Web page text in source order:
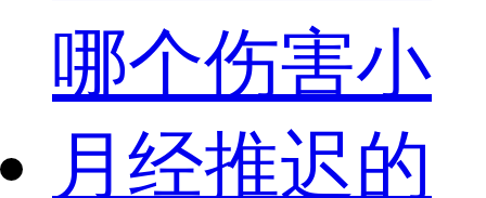
哪个伤害小
月经推迟的